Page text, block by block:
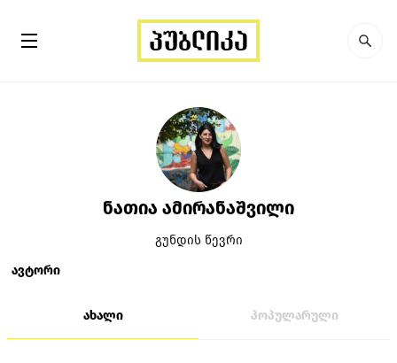
ნათია ამირანაშვილი
გუნდის წევრი
ავტორი
ახალი პოპულარული